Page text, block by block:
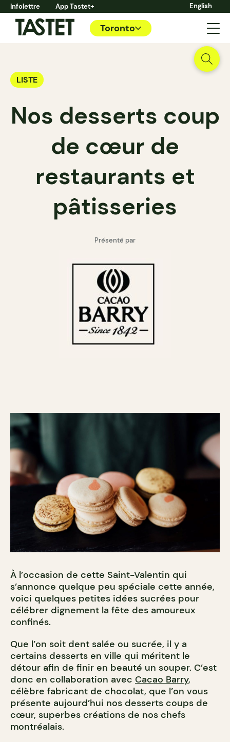
Infolettre App Tastet+ English
Toronto
LISTE
Nos desserts coup
de cœur de
restaurants et
pâtisseries
Présenté par
À l’occasion de cette Saint-Valentin qui
s’annonce quelque peu spéciale cette année,
voici quelques petites idées sucrées pour
célébrer dignement la fête des amoureux
confinés.
Que l’on soit dent salée ou sucrée, il y a
certains desserts en ville qui méritent le
détour afin de finir en beauté un souper. C’est
donc en collaboration avec Cacao Barry,
célèbre fabricant de chocolat, que l’on vous
présente aujourd’hui nos desserts coups de
cœur, superbes créations de nos chefs
montréalais.